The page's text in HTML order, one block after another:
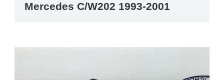
Mercedes C/W202 1993-2001